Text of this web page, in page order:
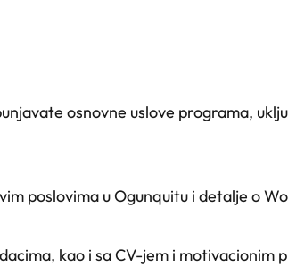
osnovne uslove programa,
poslovima u Ogunquitu i detalje o
kao i sa CV-jem i motivacionim